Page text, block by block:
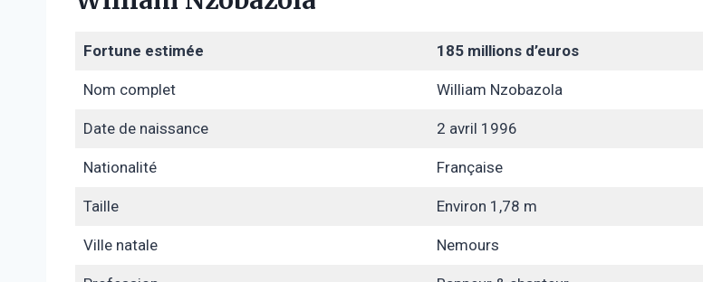
Fortune estimée 185 millions d’euros
Nom complet William Nzobazola
Date de naissance 2 avril 1996
Nationalité Française
Taille Environ 1,78 m
Ville natale Nemours